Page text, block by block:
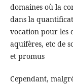
domaines où la
dans la
vocation pour les
aquifères, etc de
et promus
Cependant,